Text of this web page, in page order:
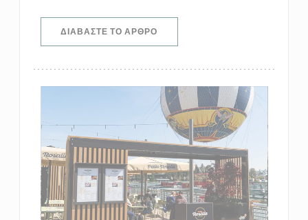
ΔΙΑΒΆΣΤΕ ΤΟ ΆΡΘΡΟ